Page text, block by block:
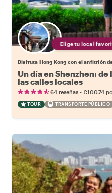
Elige tu local
Disfruta Hong Kong con el anfitrión
Un día en Shenzhen:
las calles locales
64 reseñas • €100.74
TOUR TRANSPORTE PÚBLICO